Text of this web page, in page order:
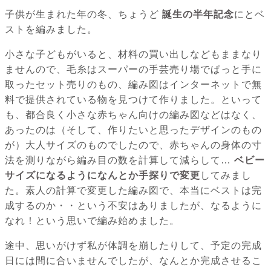
子供が生まれた年の冬、ちょうど 誕生の半年記念にとベ
ストを編みました。
小さな子どもがいると、材料の買い出しなどもままなり
ませんので、毛糸はスーパーの手芸売り場でぱっと手に
取ったセット売りのもの、編み図はインターネットで無
料で提供されている物を見つけて作りました。といって
も、都合良く小さな赤ちゃん向けの編み図などはなく、
あったのは（そして、作りたいと思ったデザインのもの
が）大人サイズのものでしたので、赤ちゃんの身体の寸
法を測りながら編み目の数を計算して減らして… ベビー
サイズになるようになんとか手探りで変更 してみまし
た。素人の計算で変更した編み図で、本当にベストは完
成するのか・・という不安はありましたが、なるように
なれ！という思いで編み始めました。
途中、思いがけず私が体調を崩したりして、予定の完成
日には間に合いませんでしたが、なんとか完成させるこ